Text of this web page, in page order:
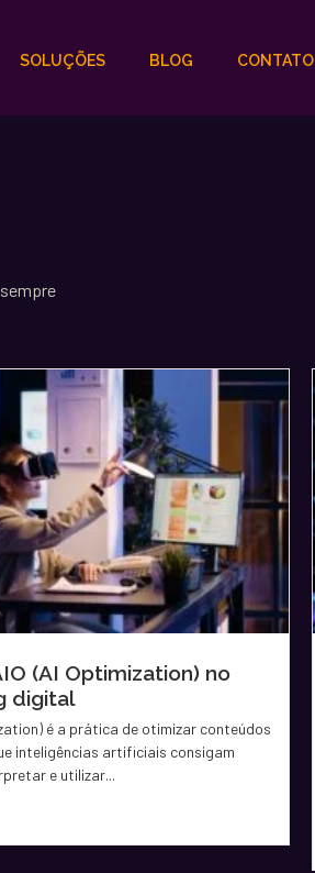
SOLUÇÕES BLOG CONTATO
(AI Optimization) no
digital
é a prática de otimizar conteúdos
inteligências artificiais consigam
e utilizar...